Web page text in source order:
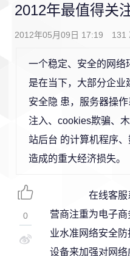
2012年最值得关
2012年05月09日 17:19 131
一个稳定、安全的网络
是在当下，大部分企
安全隐 患，服务器操
注入、cookies欺骗、
站后台 的计算机程序
造成的重大经济损失。
在线客服系
营商注重为电子
业水准网络安全
设备来加强对网
0